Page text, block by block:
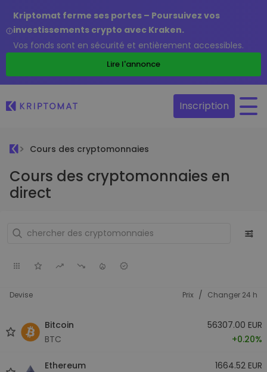
Kriptomat ferme ses portes – Poursuivez vos
investissements crypto avec Kraken.
Vos fonds sont en sécurité et entièrement accessibles.
Lire l'annonce
Inscription
Cours des cryptomonnaies
Cours des cryptomonnaies en
direct
Devise Prix / Changer 24 h
Bitcoin
BTC
56307.00 EUR
+0.20%
Ethereum
1664.52 EUR